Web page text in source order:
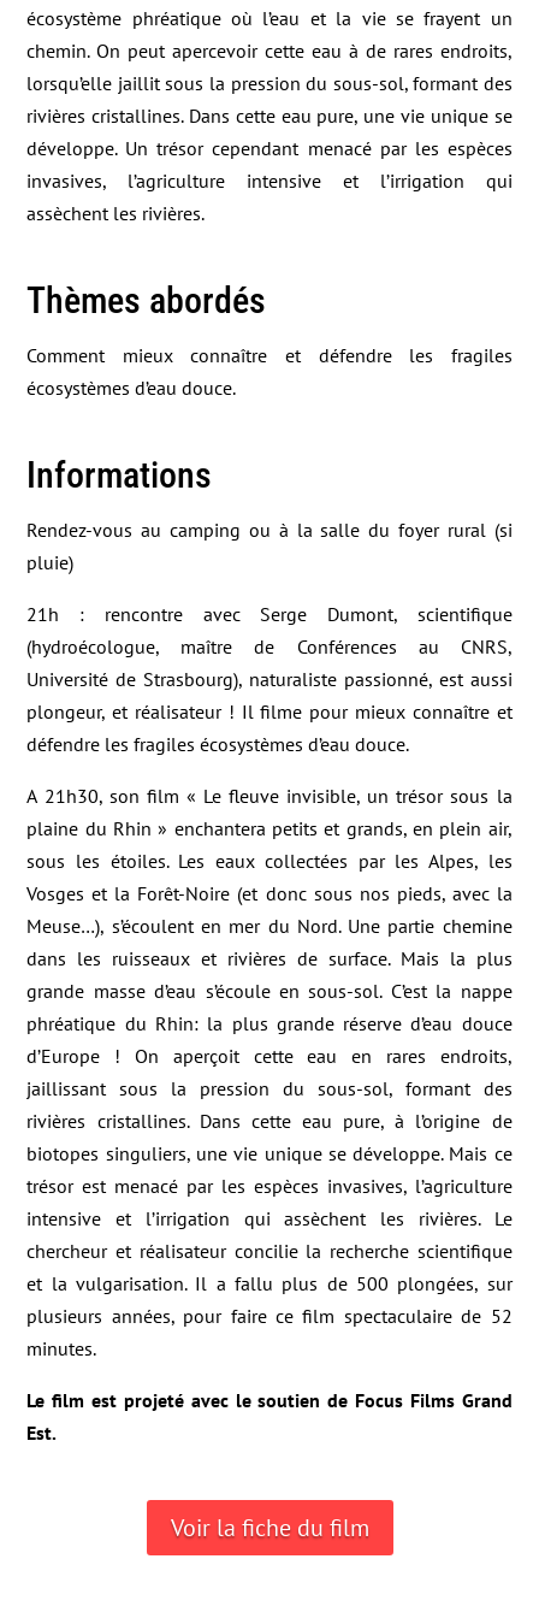
écosystème phréatique où l’eau et la vie se frayent un
chemin. On peut apercevoir cette eau à de rares endroits,
lorsqu’elle jaillit sous la pression du sous-sol, formant des
rivières cristallines. Dans cette eau pure, une vie unique se
développe. Un trésor cependant menacé par les espèces
invasives, l’agriculture intensive et l’irrigation qui
assèchent les rivières.
Thèmes abordés
Comment mieux connaître et défendre les fragiles
écosystèmes d’eau douce.
Informations
Rendez-vous au camping ou à la salle du foyer rural (si
pluie)
21h : rencontre avec Serge Dumont, scientifique
(hydroécologue, maître de Conférences au CNRS,
Université de Strasbourg), naturaliste passionné, est aussi
plongeur, et réalisateur ! Il filme pour mieux connaître et
défendre les fragiles écosystèmes d’eau douce.
A 21h30, son film « Le fleuve invisible, un trésor sous la
plaine du Rhin » enchantera petits et grands, en plein air,
sous les étoiles. Les eaux collectées par les Alpes, les
Vosges et la Forêt-Noire (et donc sous nos pieds, avec la
Meuse…), s’écoulent en mer du Nord. Une partie chemine
dans les ruisseaux et rivières de surface. Mais la plus
grande masse d’eau s’écoule en sous-sol. C’est la nappe
phréatique du Rhin: la plus grande réserve d’eau douce
d’Europe ! On aperçoit cette eau en rares endroits,
jaillissant sous la pression du sous-sol, formant des
rivières cristallines. Dans cette eau pure, à l’origine de
biotopes singuliers, une vie unique se développe. Mais ce
trésor est menacé par les espèces invasives, l’agriculture
intensive et l’irrigation qui assèchent les rivières. Le
chercheur et réalisateur concilie la recherche scientifique
et la vulgarisation. Il a fallu plus de 500 plongées, sur
plusieurs années, pour faire ce film spectaculaire de 52
minutes.
Le film est projeté avec le soutien de Focus Films Grand
Est.
Voir la fiche du film